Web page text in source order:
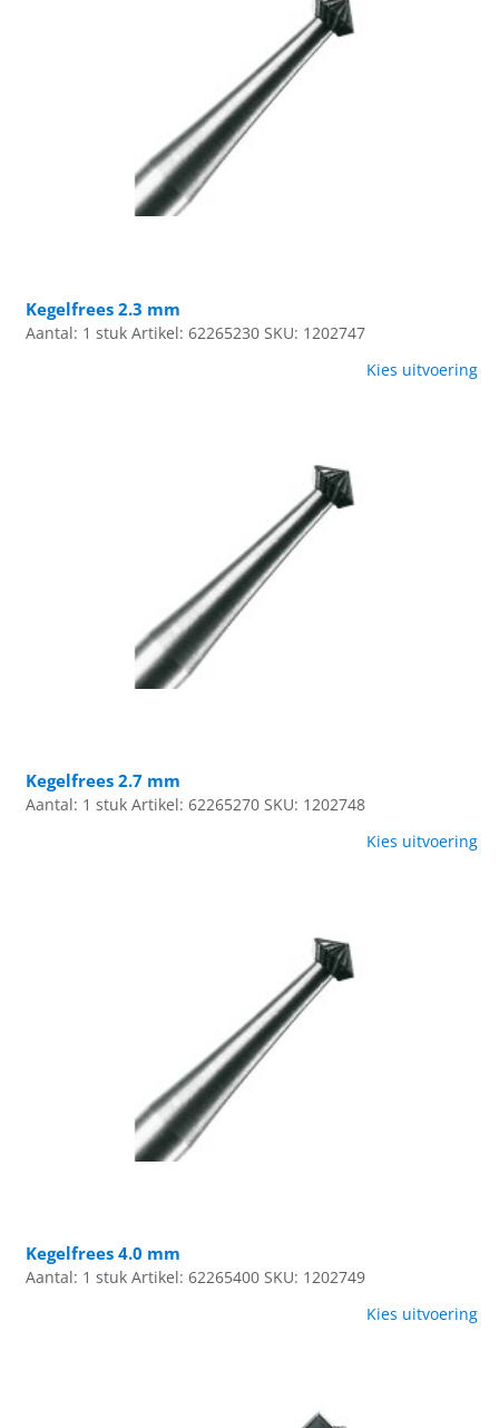
Kegelfrees 2.3 mm
Aantal: 1 stuk Artikel: 62265230 SKU: 1202747
Kies uitvoering
Kegelfrees 2.7 mm
Aantal: 1 stuk Artikel: 62265270 SKU: 1202748
Kies uitvoering
Kegelfrees 4.0 mm
Aantal: 1 stuk Artikel: 62265400 SKU: 1202749
Kies uitvoering